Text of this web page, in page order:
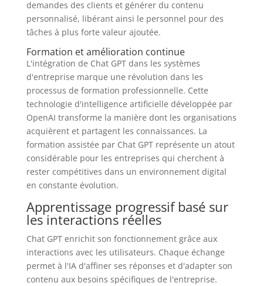
demandes des clients et générer du contenu
personnalisé, libérant ainsi le personnel pour des
tâches à plus forte valeur ajoutée.
Formation et amélioration continue
L'intégration de Chat GPT dans les systèmes
d'entreprise marque une révolution dans les
processus de formation professionnelle. Cette
technologie d'intelligence artificielle développée par
OpenAI transforme la manière dont les organisations
acquièrent et partagent les connaissances. La
formation assistée par Chat GPT représente un atout
considérable pour les entreprises qui cherchent à
rester compétitives dans un environnement digital
en constante évolution.
Apprentissage progressif basé sur
les interactions réelles
Chat GPT enrichit son fonctionnement grâce aux
interactions avec les utilisateurs. Chaque échange
permet à l'IA d'affiner ses réponses et d'adapter son
contenu aux besoins spécifiques de l'entreprise.